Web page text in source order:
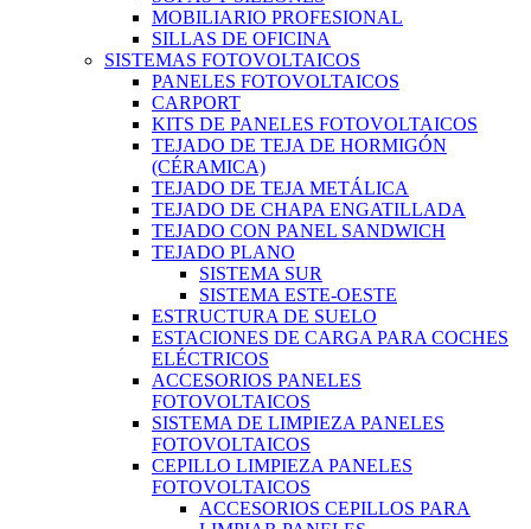
MOBILIARIO PROFESIONAL
SILLAS DE OFICINA
SISTEMAS FOTOVOLTAICOS
PANELES FOTOVOLTAICOS
CARPORT
KITS DE PANELES FOTOVOLTAICOS
TEJADO DE TEJA DE HORMIGÓN
(CÉRAMICA)
TEJADO DE TEJA METÁLICA
TEJADO DE CHAPA ENGATILLADA
TEJADO CON PANEL SANDWICH
TEJADO PLANO
SISTEMA SUR
SISTEMA ESTE-OESTE
ESTRUCTURA DE SUELO
ESTACIONES DE CARGA PARA COCHES
ELÉCTRICOS
ACCESORIOS PANELES
FOTOVOLTAICOS
SISTEMA DE LIMPIEZA PANELES
FOTOVOLTAICOS
CEPILLO LIMPIEZA PANELES
FOTOVOLTAICOS
ACCESORIOS CEPILLOS PARA